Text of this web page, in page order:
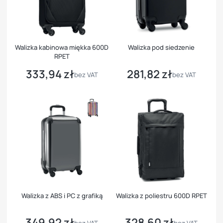
Walizka kabinowa miękka 600D
RPET
Cena
333,94 złbez VAT
Walizka pod siedzenie
Cena
281,82 złbez VAT
Walizka z ABS i PC z grafiką Walizka z poliestru 600D RPET